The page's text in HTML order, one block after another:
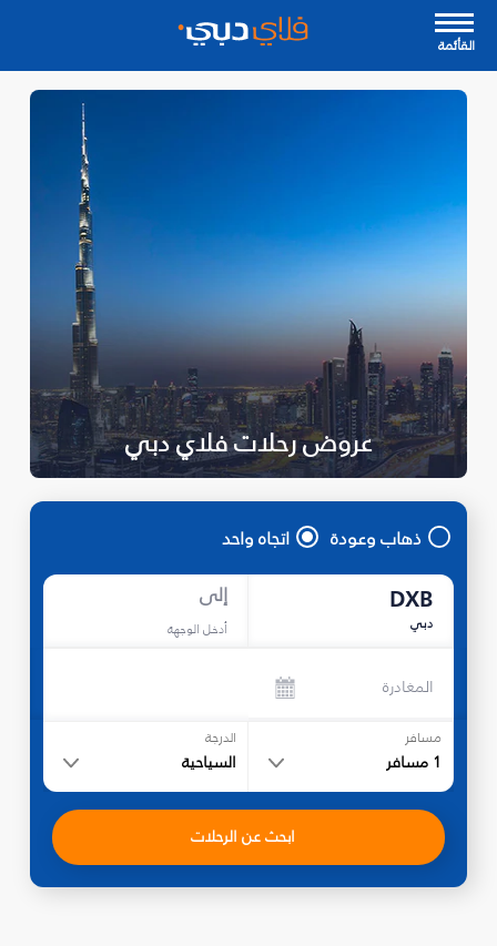
القأئمة
عروض رحلات فلاي دبي
ذهاب وعودة اتجاه واحد
DXB
دبي
إلى
أدخل الوجهة
المغادرة
مسافر
1 مسافر
الدرجة
السياحية
ابحث عن الرحلات